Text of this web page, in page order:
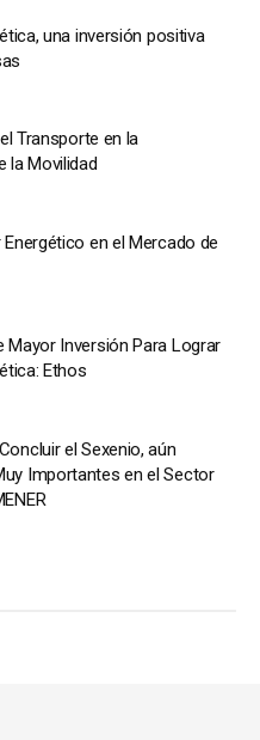
una inversión positiva
Transporte en la
la Movilidad
en el Mercado de
Mayor Inversión Para Lograr
Ethos
el Sexenio, aún
Importantes en el Sector